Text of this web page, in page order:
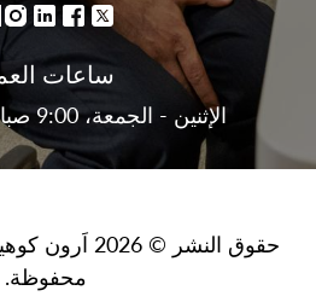
ساعات
الإثنين - الجمعة، 9:00 صباحًا - 5:00 مساءً
حقوق النشر ©
محفوظة.